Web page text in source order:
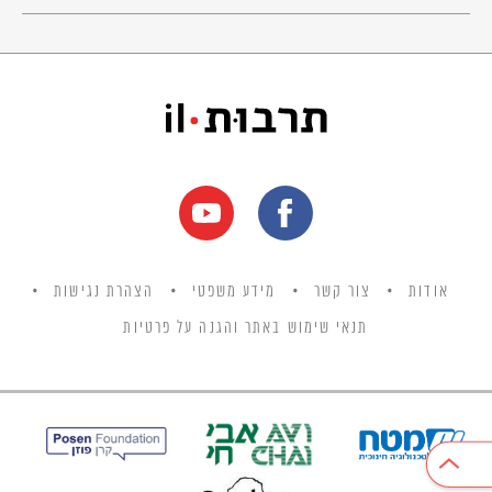
תָּמִיד הִיא חָשְׁבָה שֶׁעוֹשִׂים לָהּ
הָעוֹרְבִים קוֹרְאִים לְךָ
לַעֲזֹב אֶת הָאָרֶץ וּלְהִבָּנוֹת
וּפוֹתֵחַ בִּילָלוֹת אִינְדִיאָנִיּוֹת
מַה שֶּׁהָיָה אֶתְמוֹל נֵר
אודות צור קשר מידע משפטי הצהרת נגישות
תנאי שימוש באתר והגנה על פרטיות